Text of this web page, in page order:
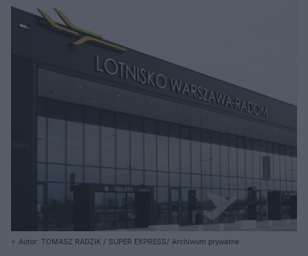
Autor: TOMASZ RADZIK / SUPER EXPRESS/ Archiwum prywatne